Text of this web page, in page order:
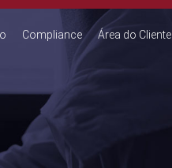
Compliance Área do Cliente